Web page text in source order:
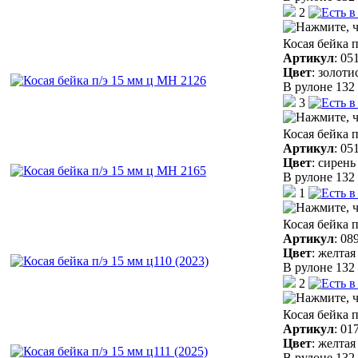
2
Косая бейка
Артикул:
Цвет:
В рулоне
3
Косая бейка
Артикул:
Цвет: сирень
В рулоне
1
Косая бейка
Артикул:
Цвет: желтая
В рулоне
2
Косая бейка
Артикул:
Цвет: желтая